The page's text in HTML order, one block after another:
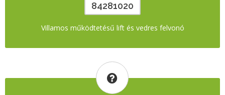
84281020
Villamos működtetésű lift és vedres felvonó